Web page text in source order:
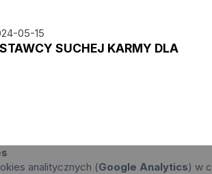
05-15
SUCHEJ KARMY DLA
analitycznych (Google Analytics) w